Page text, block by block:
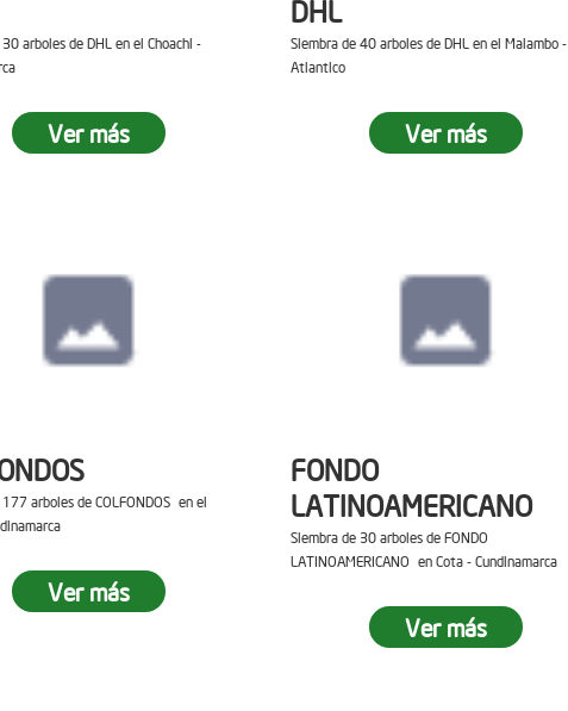
arboles de DHL en el Choachi -
Ver más
DHL
Siembra de 40 arboles de DHL en el Malambo -
Atlantico
Ver más
arboles de COLFONDOS en el
Ver más
FONDO
LATINOAMERICANO
Siembra de 30 arboles de FONDO
LATINOAMERICANO en Cota - Cundinamarca
Ver más